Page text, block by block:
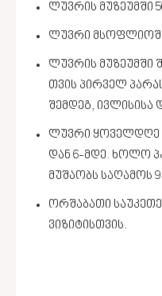
ლუვრის მუზეუმში
ლუვრი მსოფლიოში
ლუვრის მუზეუმში
თვის პირველ
შემდეგ, ივლისისა
ლუვრი ყოველდღე
დან 6-მდე. ხოლო
მუშაობს საღამოს
ორშაბათი
ვიზიტისთვის.